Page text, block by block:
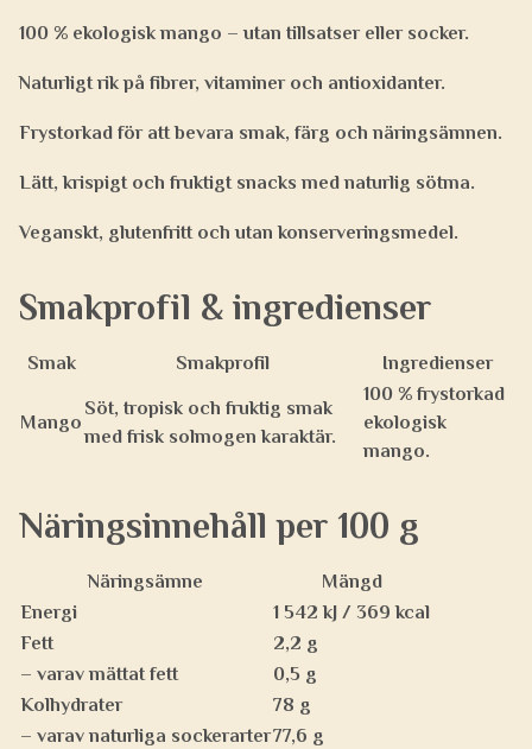
100 % ekologisk mango – utan tillsatser eller socker.
Naturligt rik på fibrer, vitaminer och antioxidanter.
Frystorkad för att bevara smak, färg och näringsämnen.
Lätt, krispigt och fruktigt snacks med naturlig sötma.
Veganskt, glutenfritt och utan konserveringsmedel.
Smakprofil & ingredienser
Smak Smakprofil Ingredienser
Mango
Söt, tropisk och fruktig smak
med frisk solmogen karaktär.
100 % frystorkad
ekologisk
mango.
Näringsinnehåll per 100 g
Näringsämne
Mängd
Energi
1 542 kJ / 369 kcal
Fett
2,2 g
– varav mättat fett
0,5 g
Kolhydrater
78 g
– varav naturliga sockerarter77,6 g